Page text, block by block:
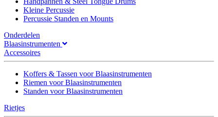
Kleine Percussie
Percussie Standen en Mounts
Onderdelen
Blaasinstrumenten
Accessoires
Koffers & Tassen voor Blaasinstrumenten
Riemen voor Blaasinstrumenten
Standen voor Blaasinstrumenten
Rietjes